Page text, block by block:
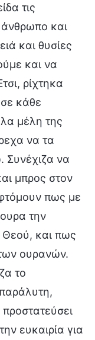
τις
και
και θυσίες
και να
ρίχτηκα
κάθε
μέλη της
να τα
Συνέχιζα να
μπρος στον
πως με
την
Θεού, και πως
ουρανών.
το
ευκαιρία για